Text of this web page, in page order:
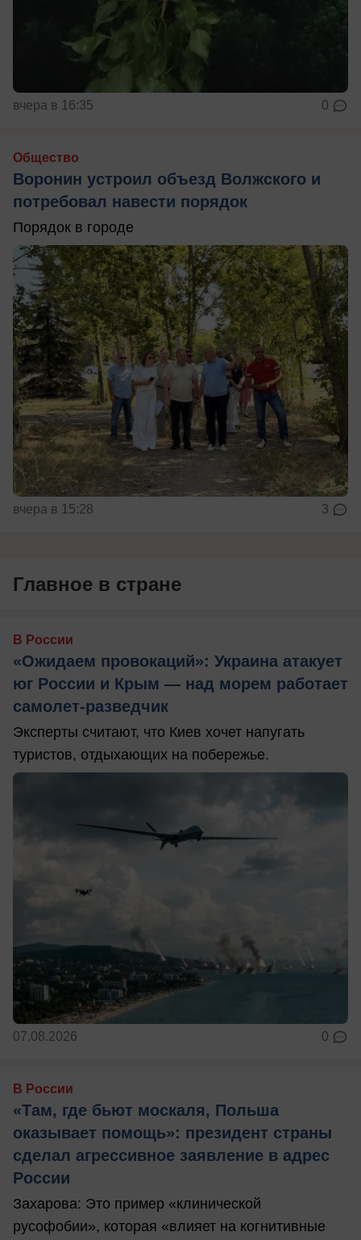
вчера в 16:35 0
Общество
Воронин устроил объезд Волжского и
потребовал навести порядок
Порядок в городе
вчера в 15:28 3
Главное в стране
В России
«Ожидаем провокаций»: Украина атакует
юг России и Крым — над морем работает
самолет-разведчик
Эксперты считают, что Киев хочет напугать
туристов, отдыхающих на побережье.
07.08.2026 0
В России
«Там, где бьют москаля, Польша
оказывает помощь»: президент страны
сделал агрессивное заявление в адрес
России
Захарова: Это пример «клинической
русофобии», которая «влияет на когнитивные